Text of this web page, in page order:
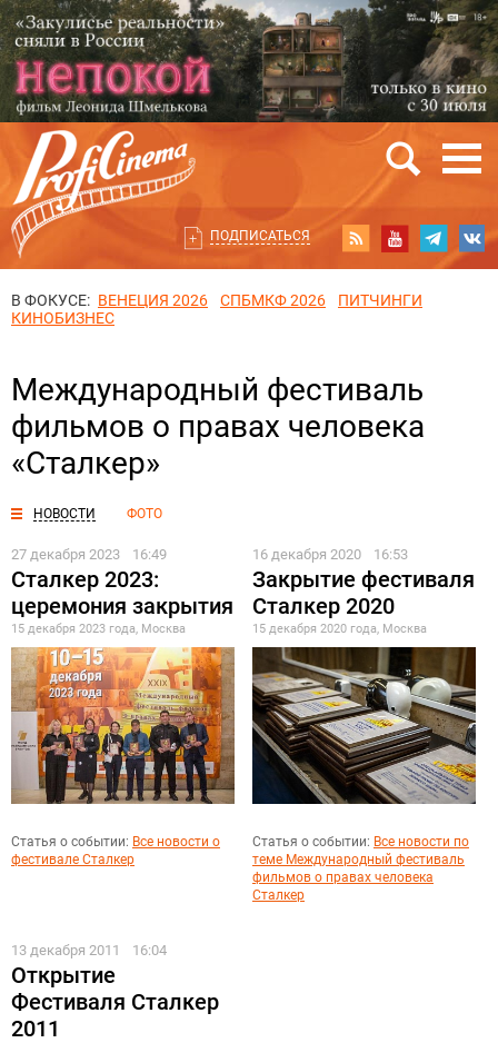
ПОДПИСАТЬСЯ
В ФОКУСЕ: ВЕНЕЦИЯ 2026 СПБМКФ 2026
ПИТЧИНГИ
КИНОБИЗНЕС
Международный фестиваль
фильмов о правах человека
«Сталкер»
НОВОСТИ ФОТО
27 декабря 2023 16:49
Сталкер 2023:
церемония закрытия
15 декабря 2023 года, Москва
Статья о событии: Все новости о
фестивале Сталкер
16 декабря 2020 16:53
Закрытие фестиваля
Сталкер 2020
15 декабря 2020 года, Москва
Статья о событии: Все новости по
теме Международный фестиваль
фильмов о правах человека
Сталкер
13 декабря 2011 16:04
Открытие
Фестиваля Сталкер
2011